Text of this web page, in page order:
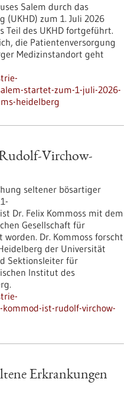
Salem durch das
zum 1. Juli 2026
Teil des UKHD fortgeführt.
die Patientenversorgung
Medizinstandort geht
startet-zum-1-juli-2026-
heidelberg
Virchow-
seltener bösartiger
Dr. Felix Kommoss mit dem
Gesellschaft für
worden. Dr. Kommoss forscht
der Universität
Sektionsleiter für
Institut des
ist-rudolf-virchow-
Erkrankungen